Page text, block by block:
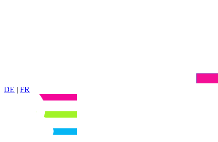
DE | FR